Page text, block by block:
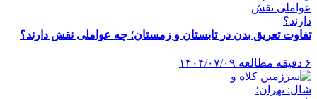
تفاوت تعریق بدن در تابستان و زمستان؛ چه عواملی نقش دارند؟
۶ دقیقه مطالعه ۱۴۰۴/۰۷/۰۹